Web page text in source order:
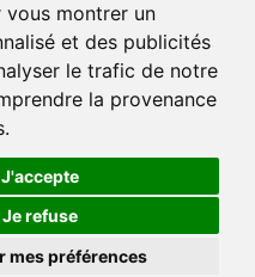
montrer un
et des publicités
le trafic de notre
la provenance
J'accepte
Je refuse
mes préférences